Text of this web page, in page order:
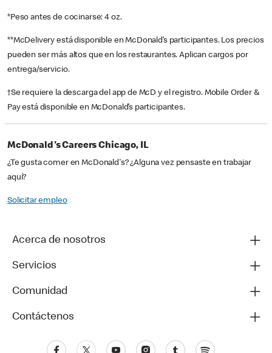
*Peso antes de cocinarse: 4 oz.
**McDelivery está disponible en McDonald’s participantes. Los precios
pueden ser más altos que en los restaurantes. Aplican cargos por
entrega/servicio.
†Se requiere la descarga del app de McD y el registro. Mobile Order &
Pay está disponible en McDonald’s participantes.
McDonald's Careers Chicago, IL
¿Te gusta comer en McDonald's? ¿Alguna vez pensaste en trabajar
aquí?
Solicitar empleo
Acerca de nosotros
Servicios
Comunidad
Contáctenos